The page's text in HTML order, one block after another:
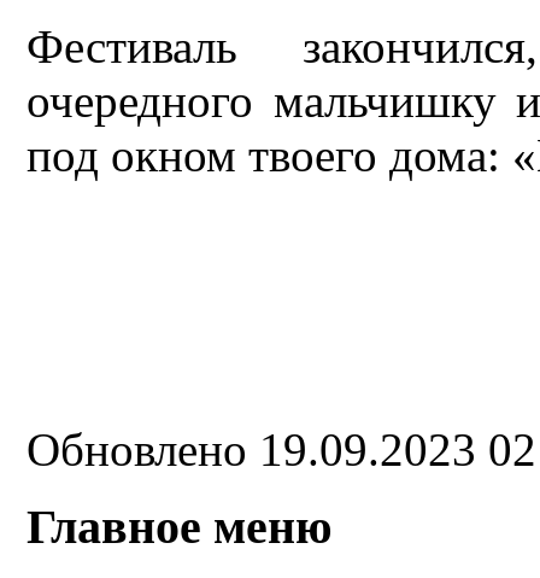
Фестиваль
очередного мальчишку
под окном твоего дома:
Обновлено 19.09.2023
Главное меню